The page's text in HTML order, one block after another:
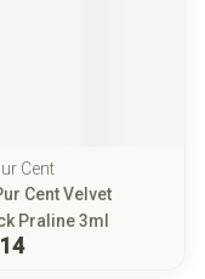
Cent
Cent Velvet
Praline 3ml